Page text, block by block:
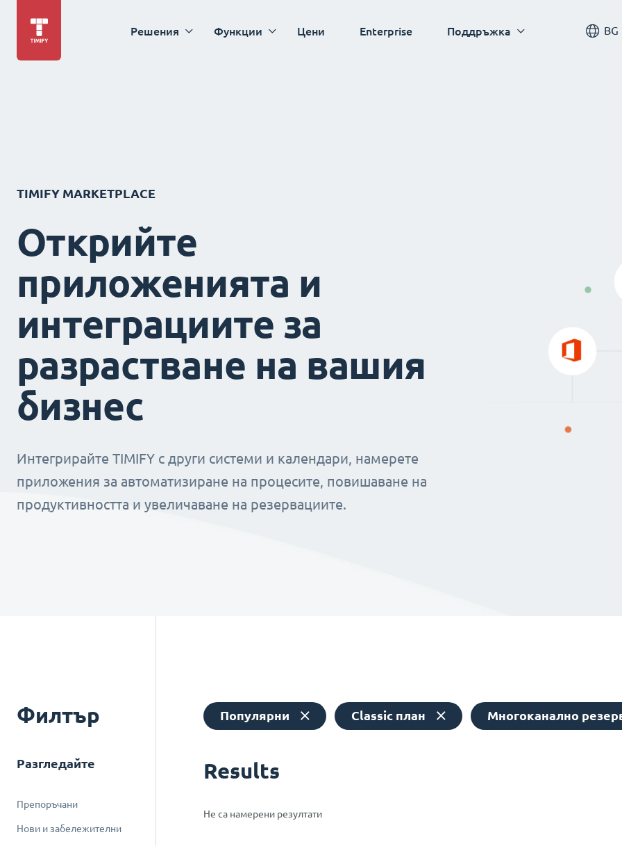
Решения Функции Цени Enterprise Поддръжка BG
TIMIFY MARKETPLACE
Открийте
приложенията и
интеграциите за
разрастване на вашия
бизнес
Интегрирайте TIMIFY с други системи и календари, намерете
приложения за автоматизиране на процесите, повишаване на
продуктивността и увеличаване на резервациите.
Филтър
Разгледайте
Препоръчани
Нови и забележителни
Популярни Classic план Многоканално
Results
Не са намерени резултати